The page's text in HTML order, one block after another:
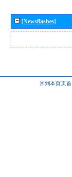
[Newsflashes]
回到本页页首